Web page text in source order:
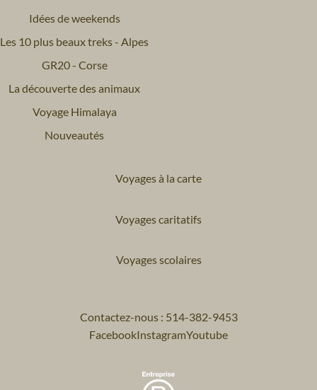
Idées de weekends
Les 10 plus beaux treks - Alpes
GR20 - Corse
La découverte des animaux
Voyage Himalaya
Nouveautés
Voyages à la carte
Voyages caritatifs
Voyages scolaires
Contactez-nous : 514-382-9453
FacebookInstagramYoutube